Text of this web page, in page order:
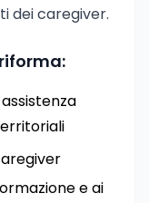
dei caregiver.
e ai